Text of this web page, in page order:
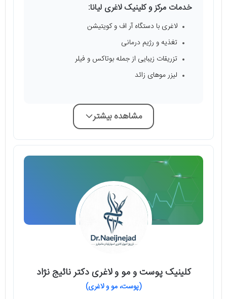
خدمات مرکز و کلینیک لاغری لیانا:
لاغری با دستگاه آر اف و کویتیشن
تغذیه و رژیم درمانی
تزریقات زیبایی از جمله بوتاکس و فیلر
لیزر موهای زائد
مشاهده بیشتر
کلینیک پوست و مو و لاغری دکتر نائیج نژاد
(پوست، مو و لاغری)